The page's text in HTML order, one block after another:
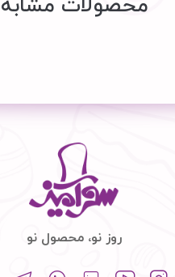
محصولات مشابه
روز نو، محصول نو